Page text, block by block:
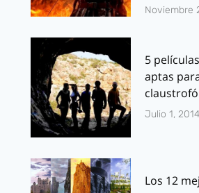
Noviembre
5
aptas
Julio 1, 2014
Los 12